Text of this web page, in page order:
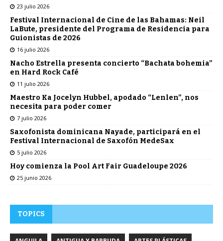
23 julio 2026
Festival Internacional de Cine de las Bahamas: Neil
LaBute, presidente del Programa de Residencia para
Guionistas de 2026
16 julio 2026
Nacho Estrella presenta concierto “Bachata bohemia”
en Hard Rock Café
11 julio 2026
Maestro Ka Jocelyn Hubbel, apodado “Lenlen”, nos
necesita para poder comer
7 julio 2026
Saxofonista dominicana Nayade, participará en el
Festival Internacional de Saxofón MedeSax
5 julio 2026
Hoy comienza la Pool Art Fair Guadeloupe 2026
25 junio 2026
TOPICS